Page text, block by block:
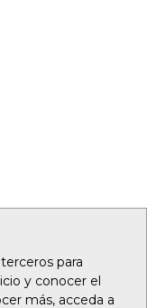
para
y conocer el
más, acceda a